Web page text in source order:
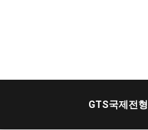
GTS국제전형